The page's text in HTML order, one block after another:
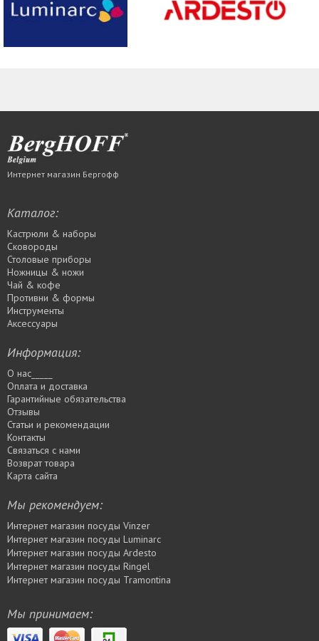
Интернет магазин Бергофф
Каталог:
Кастрюли & наборы
Сковороды
Столовые приборы
Ножницы & ножи
Чай & кофе
Противни & формы
Инструменты
Аксессуары
Информация:
О нас_____
Оплата и доставка
Гарантийные обязательства
Отзывы
Статьи и рекомендации
Контакты
Связаться с нами
Возврат товара
Карта сайта
Мы рекомендуем:
Интернет магазин посуды Vinzer
Интернет магазин посуды Luminarc
Интернет магазин посуды Ardesto
Интернет магазин посуды Rіngel
Интернет магазин посуды Tramontina
Мы принимаем: